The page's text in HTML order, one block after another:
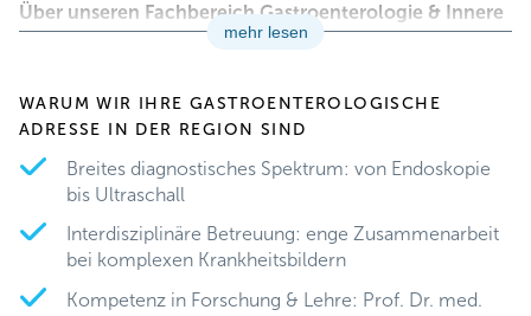
Über unseren Fachbereich Gastroenterologie & Innere
Medizin
behandelt Erkrankungen des Verdauungs- und
Stoffwechselsystems – von Speiseröhre, Magen und
Darm bis zu Leber, Gallenwegen und
Bauchspeicheldrüse.
Unser Ziel ist eine frühzeitige und möglichst schonende
Therapie, die sich konsequent an den individuellen
Beschwerden und der Lebenssituation unserer
Patientinnen und Patienten orientiert.
Durch die enge Zusammenarbeit mit Radiologie,
mehr lesen
WARUM WIR IHRE GASTROENTEROLOGISCHE
ADRESSE IN DER REGION SIND
Breites diagnostisches Spektrum: von Endoskopie
bis Ultraschall
Interdisziplinäre Betreuung: enge Zusammenarbeit
bei komplexen Krankheitsbildern
Kompetenz in Forschung & Lehre: Prof. Dr. med.